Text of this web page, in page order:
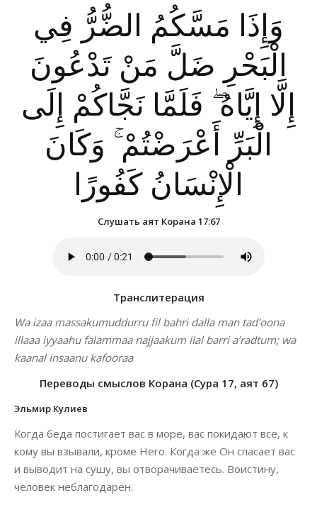
وَإِذَا مَسَّكُمُ الضُّرُّ فِي
الْبَحْرِ ضَلَّ مَنْ تَدْعُونَ
إِلَّا إِيَّاهُ ۖ فَلَمَّا نَجَّاكُمْ إِلَى
الْبَرِّ أَعْرَضْتُمْ ۚ وَكَانَ
الْإِنْسَانُ كَفُورًا
Слушать аят Корана 17:67
Транслитерация
Wa izaa massakumuddurru fil bahri dalla man tad’oona
illaaa iyyaahu falammaa najjaakum ilal barri a’radtum; wa
kaanal insaanu kafooraa
Переводы смыслов Корана (Сура 17, аят 67)
Эльмир Кулиев
Когда беда постигает вас в море, вас покидают все, к
кому вы взывали, кроме Него. Когда же Он спасает вас
и выводит на сушу, вы отворачиваетесь. Воистину,
человек неблагодарен.